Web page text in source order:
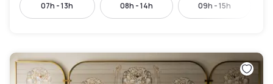
07h - 13h 08h - 14h 09h - 15h